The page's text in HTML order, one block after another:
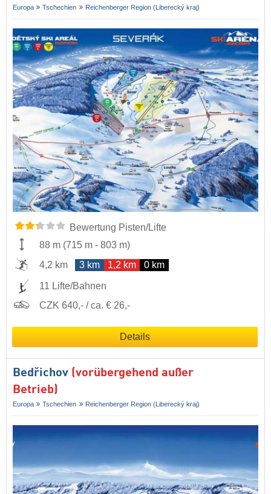
Europa Tschechien Reichenberger Region (Liberecký kraj)
Bewertung Pisten/Lifte
88 m (715 m - 803 m)
4,2 km
3 km 1,2 km 0 km
11 Lifte/Bahnen
CZK 640,- / ca. € 26,-
Details
Bedřichov (vorübergehend außer
Betrieb)
Europa Tschechien Reichenberger Region (Liberecký kraj)